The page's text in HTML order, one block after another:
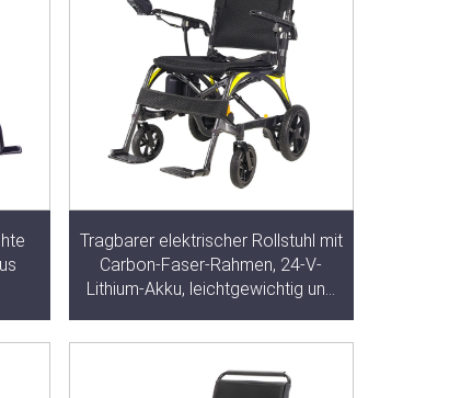
Tragbarer elektrischer Rollstuhl mit
Carbon-Faser-Rahmen, 24-V-
Lithium-Akku, leichtgewichtig und